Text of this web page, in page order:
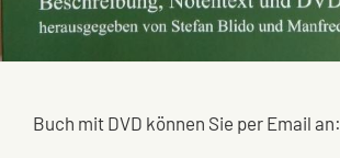
Buch mit DVD können Sie per Email an: